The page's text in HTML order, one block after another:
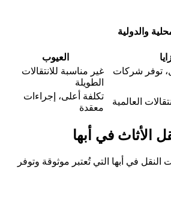
والدولية
العيوب
توفر شركات
غير مناسبة للانتقالات
الطويلة
العالمية
تكلفة أعلى، إجراءات
معقدة
الأثاث في أبها
في أبها التي تُعتبر موثوقة وتوفر